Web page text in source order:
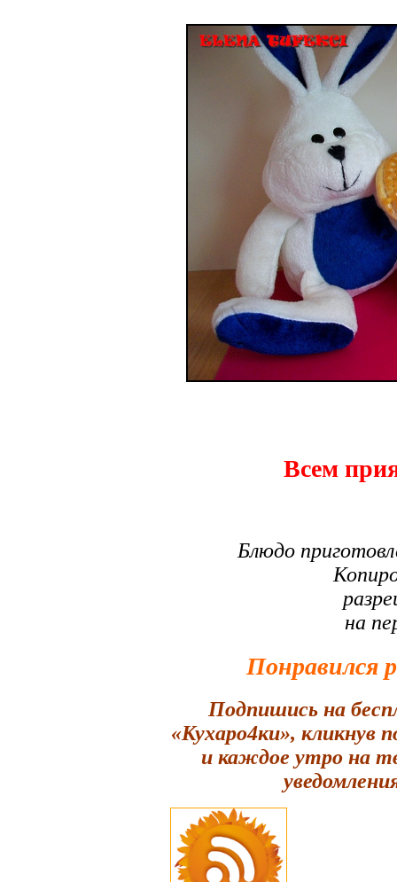
Всем
Блюдо
на
Понравился
Подпишись на
«Кухаро4ки», кликнув
и каждое утро на